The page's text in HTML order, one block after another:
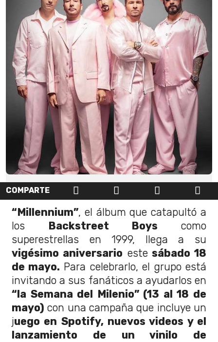
COMPARTE
“Millennium”, el álbum que catapultó a
los Backstreet Boys como
superestrellas en 1999, llega a su
vigésimo aniversario estesábado 18
de mayo. Para celebrarlo, el grupo está
invitando a sus fanáticos a ayudarlos en
“la Semana del Milenio” (13 al 18 de
mayo) con una campaña que incluye un
juego en Spotify, nuevos videos y el
lanzamiento de un vinilo de